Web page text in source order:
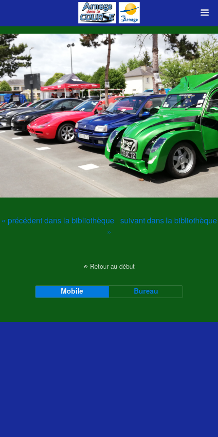
« précédent dans la bibliothèque suivant dans la bibliothèque
»
Retour au début
Mobile Bureau